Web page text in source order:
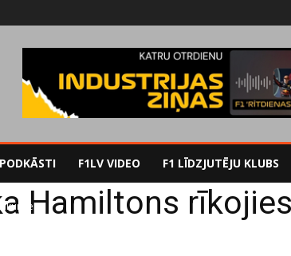
PODKĀSTI F1LV VIDEO F1 LĪDZJUTĒJU KLUBS
Hamiltons